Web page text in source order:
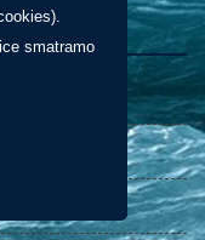
smatramo